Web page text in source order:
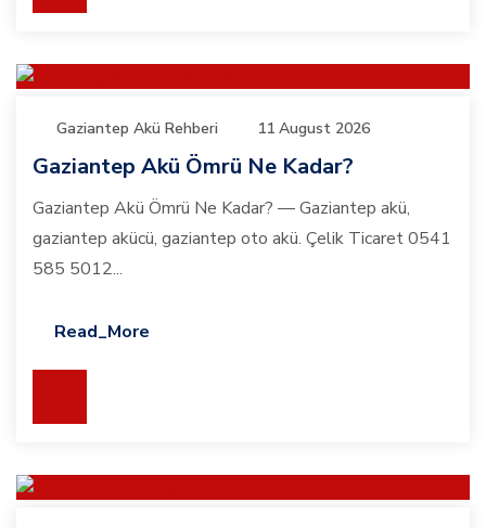
Gaziantep Akü Rehberi 11 August 2026
Gaziantep Akü Ömrü Ne Kadar?
Gaziantep Akü Ömrü Ne Kadar? — Gaziantep akü,
gaziantep akücü, gaziantep oto akü. Çelik Ticaret 0541
585 5012...
Read_More